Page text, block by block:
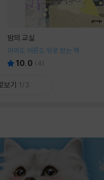
밤의 교실
아이도 어른도 위로 받는 책
10.0 (4)
보기 1/3